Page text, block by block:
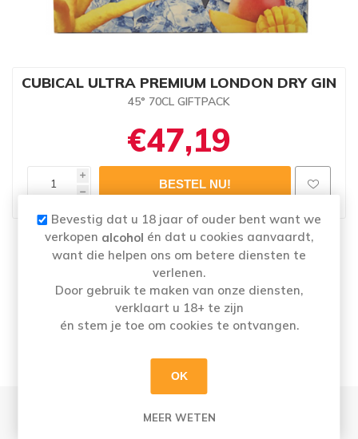
CUBICAL ULTRA PREMIUM LONDON DRY GIN
45° 70CL GIFTPACK
€47,19
i
h
Naam: CUBICAL ULTRA PREMIUM LONDON DRY GIN
45° 70CL GIFTPACK
Merk: BOTANIC
Categorie: Gin
Alcoholpercentage: 45%
Bevestig dat u 18 jaar of ouder bent want we
verkopen alcohol én dat u cookies aanvaardt,
want die helpen ons om betere diensten te
verlenen.
Door gebruik te maken van onze diensten,
verklaart u 18+ te zijn
én stem je toe om cookies te ontvangen.
OK
MEER WETEN